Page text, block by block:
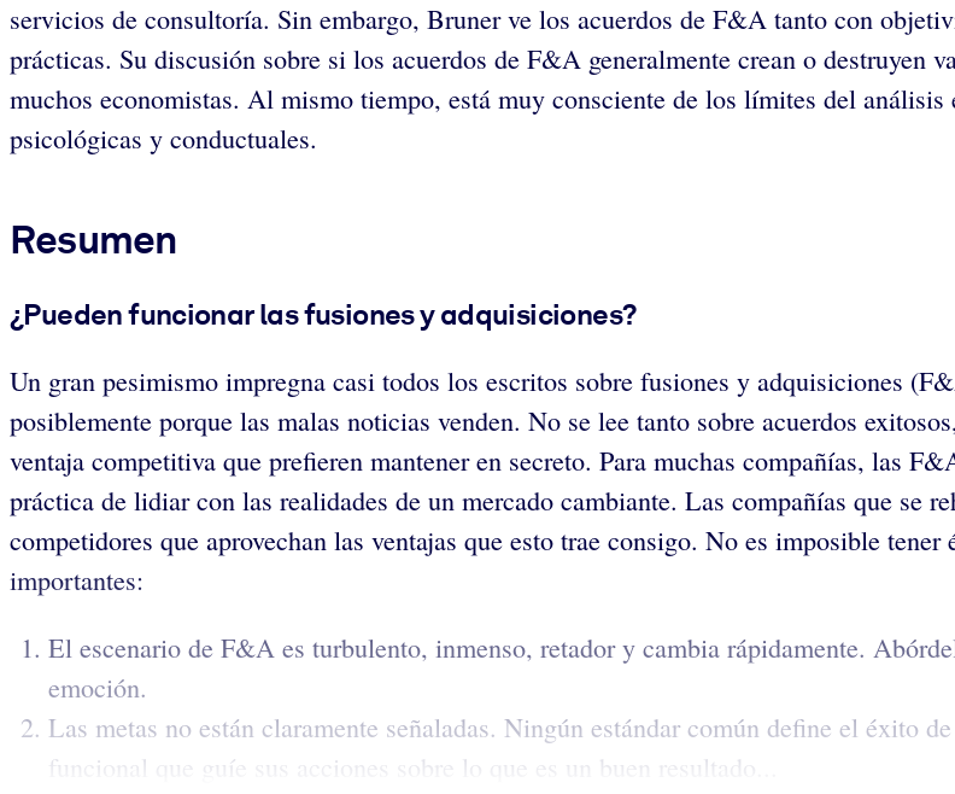
servicios de consultoría. Sin embargo, Bruner ve los acuerdos de F&A tanto con
prácticas. Su discusión sobre si los acuerdos de F&A generalmente crean o destruyen
muchos economistas. Al mismo tiempo, está muy consciente de los límites del
psicológicas y conductuales.
Resumen
¿Pueden funcionar las fusiones y adquisiciones?
Un gran pesimismo impregna casi todos los escritos sobre fusiones y adquisiciones
posiblemente porque las malas noticias venden. No se lee tanto sobre acuerdos
ventaja competitiva que prefieren mantener en secreto. Para muchas compañías, las
práctica de lidiar con las realidades de un mercado cambiante. Las compañías que se
competidores que aprovechan las ventajas que esto trae consigo. No es imposible
importantes:
El escenario de F&A es turbulento, inmenso, retador y cambia rápidamente.
emoción.
Las metas no están claramente señaladas. Ningún estándar común define el éxito
funcional que guíe sus acciones sobre lo que es un buen resultado...